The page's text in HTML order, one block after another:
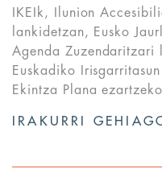
IKEIk, Ilunion
lankidetzan, Eusko
Agenda Zuzendaritzari
Euskadiko
Ekintza Plana
IRAKURRI